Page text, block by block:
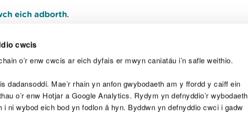
cwcis
o’r enw cwcis ar eich dyfais er mwyn caniatáu i’n safle weithio.
dadansoddi. Mae’r rhain yn anfon gwybodaeth am y ffordd y caiff ein
o’r enw Hotjar a Google Analytics. Rydym yn defnyddio’r wybodaeth
i ni wybod eich bod yn fodlon â hyn. Byddwn yn defnyddio cwci i gadw
eich adborth.